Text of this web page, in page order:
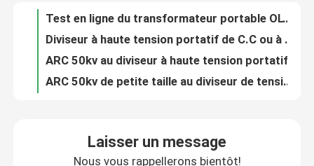
Nous contacter
Matériel d'essai au feu
Le meilleur essayeur de tension claque d'huile de transformateur des prix 100kv de Bdv-II
Appareil de contrôle fiable 60kv 80kv 100kv de l'huile IEC60156 de laboratoire chaud de vente de BDV-I
Zja extérieur utilisant l'équipement de filtrage d'huile isolante de transformateur
Laisser un message
Nous vous rappellerons bientôt!